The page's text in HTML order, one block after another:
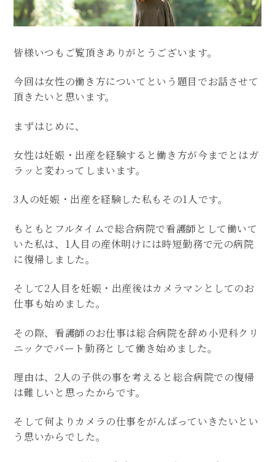
皆様いつもご覧頂きありがとうございます。
今回は女性の働き方についてという題目でお話させて
頂きたいと思います。
まずはじめに、
女性は妊娠・出産を経験すると働き方が今までとはガ
ラッと変わってしまいます。
3人の妊娠・出産を経験した私もその1人です。
もともとフルタイムで総合病院で看護師として働いて
いた私は、1人目の産休明けには時短勤務で元の病院
に復帰しました。
そして2人目を妊娠・出産後はカメラマンとしてのお
仕事も始めました。
その際、看護師のお仕事は総合病院を辞め小児科クリ
ニックでパート勤務として働き始めました。
理由は、2人の子供の事を考えると総合病院での復帰
は難しいと思ったからです。
そして何よりカメラの仕事をがんばっていきたいとい
う思いからでした。